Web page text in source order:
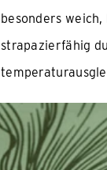
besonders
strapazierfähig